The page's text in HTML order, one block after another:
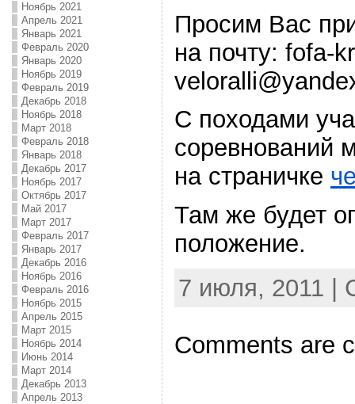
Ноябрь 2021
Апрель 2021
Январь 2021
Февраль 2020
Январь 2020
Ноябрь 2019
Февраль 2019
Декабрь 2018
Ноябрь 2018
Март 2018
Февраль 2018
Январь 2018
Декабрь 2017
Ноябрь 2017
Октябрь 2017
Май 2017
Март 2017
Февраль 2017
Январь 2017
Декабрь 2016
Ноябрь 2016
Февраль 2016
Ноябрь 2015
Апрель 2015
Март 2015
Ноябрь 2014
Июнь 2014
Март 2014
Декабрь 2013
Апрель 2013
Просим Вас
на почту: fofa-
С походами
соревнований
на страничке
Там же будет
положение.
7 июля, 2011 |
Comments are